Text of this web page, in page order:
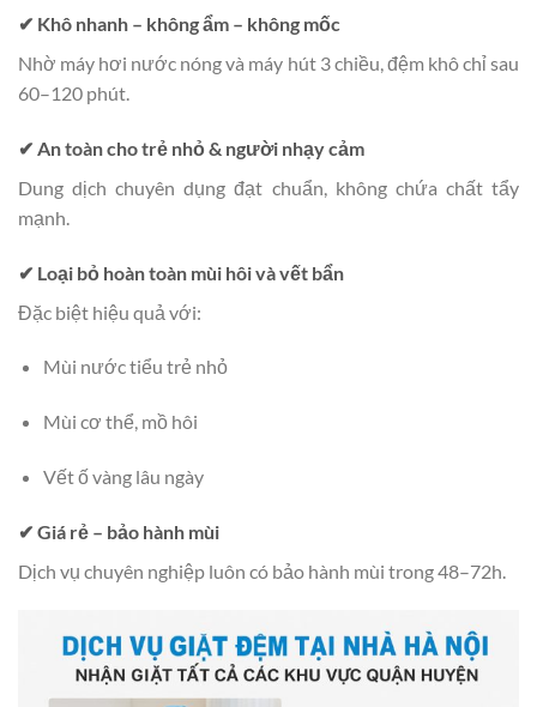
✔ Khô nhanh – không ẩm – không mốc
Nhờ máy hơi nước nóng và máy hút 3 chiều, đệm khô chỉ sau
60–120 phút.
✔ An toàn cho trẻ nhỏ & người nhạy cảm
Dung dịch chuyên dụng đạt chuẩn, không chứa chất tẩy
mạnh.
✔ Loại bỏ hoàn toàn mùi hôi và vết bẩn
Đặc biệt hiệu quả với:
Mùi nước tiểu trẻ nhỏ
Mùi cơ thể, mồ hôi
Vết ố vàng lâu ngày
✔ Giá rẻ – bảo hành mùi
Dịch vụ chuyên nghiệp luôn có bảo hành mùi trong 48–72h.